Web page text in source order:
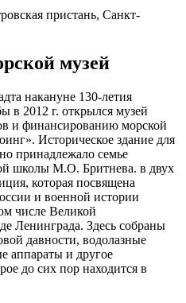
пристань, Санкт-
музей
накануне 130-летия
в 2012 г. открылся музей
и финансированию морской
Историческое здание для
принадлежало семье
школы М.О. Бритнева. в двух
которая посвящена
и военной истории
числе Великой
Ленинграда. Здесь собраны
давности, водолазные
аппараты и другое
до сих пор находится в